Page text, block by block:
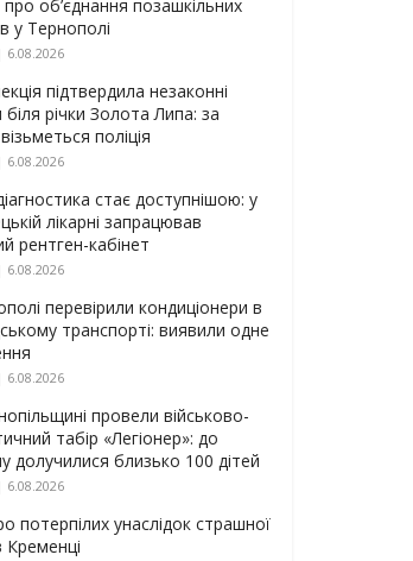
об’єднання позашкільних
у Тернополі
6.08.2026
підтвердила незаконні
річки Золота Липа: за
поліція
6.08.2026
стає доступнішою: у
лікарні запрацював
рентген-кабінет
6.08.2026
перевірили кондиціонери в
транспорті: виявили одне
6.08.2026
провели військово-
табір «Легіонер»: до
долучилися близько 100 дітей
6.08.2026
потерпілих унаслідок страшної
Кременці